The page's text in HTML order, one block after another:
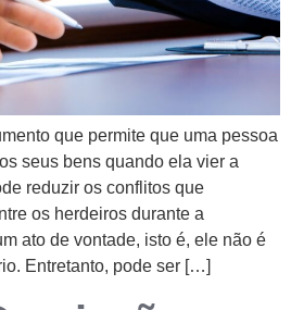
que permite que uma pessoa
seus bens quando ela vier a
reduzir os conflitos que
os herdeiros durante a
ato de vontade, isto é, ele não é
Entretanto, pode ser […]